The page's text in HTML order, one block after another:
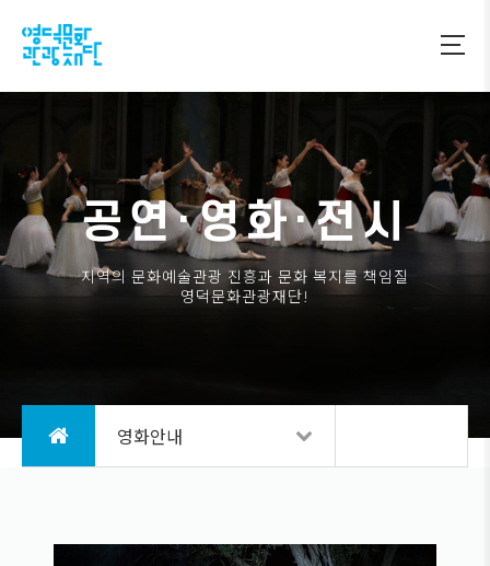
공연·영화·전시
지역의 문화예술관광 진흥과 문화 복지를 책임질
영덕문화관광재단!
영화안내